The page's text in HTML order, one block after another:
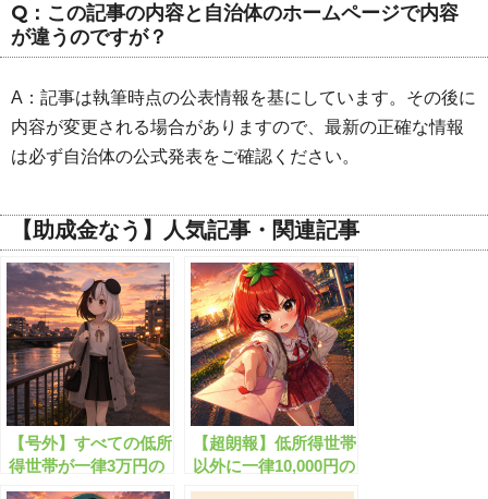
Q：この記事の内容と自治体のホームページで内容
が違うのですが？
A：記事は執筆時点の公表情報を基にしています。その後に
内容が変更される場合がありますので、最新の正確な情報
は必ず自治体の公式発表をご確認ください。
【助成金なう】人気記事・関連記事
【号外】すべての低所
得世帯が一律3万円の
現金をもらえます！
【超朗報】低所得世帯
以外に一律10,000円の
現金が給付されます！